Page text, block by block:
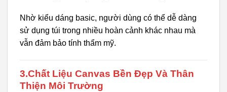
Nhờ kiểu dáng basic, người dùng có thể dễ dàng
sử dụng túi trong nhiều hoàn cảnh khác nhau mà
vẫn đảm bảo tính thẩm mỹ.
3.Chất Liệu Canvas Bền Đẹp Và Thân
Thiện Môi Trường